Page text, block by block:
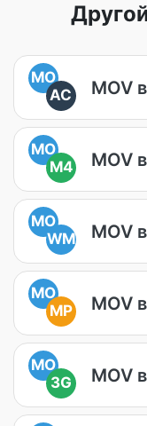
MO
AC
MOV
MO
M4
MOV
MO
WM
MOV
MO
MP
MOV
MO
3G
MOV